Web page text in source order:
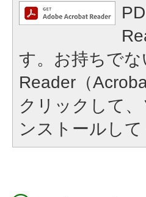
す。お持ちで
Reader（
クリックして
ンストールして